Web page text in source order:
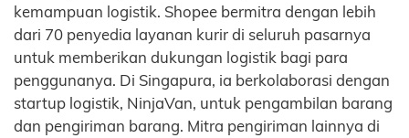
kemampuan logistik. Shopee bermitra dengan lebih
dari 70 penyedia layanan kurir di seluruh pasarnya
untuk memberikan dukungan logistik bagi para
penggunanya. Di Singapura, ia berkolaborasi dengan
startup logistik, NinjaVan, untuk pengambilan barang
dan pengiriman barang. Mitra pengiriman lainnya di